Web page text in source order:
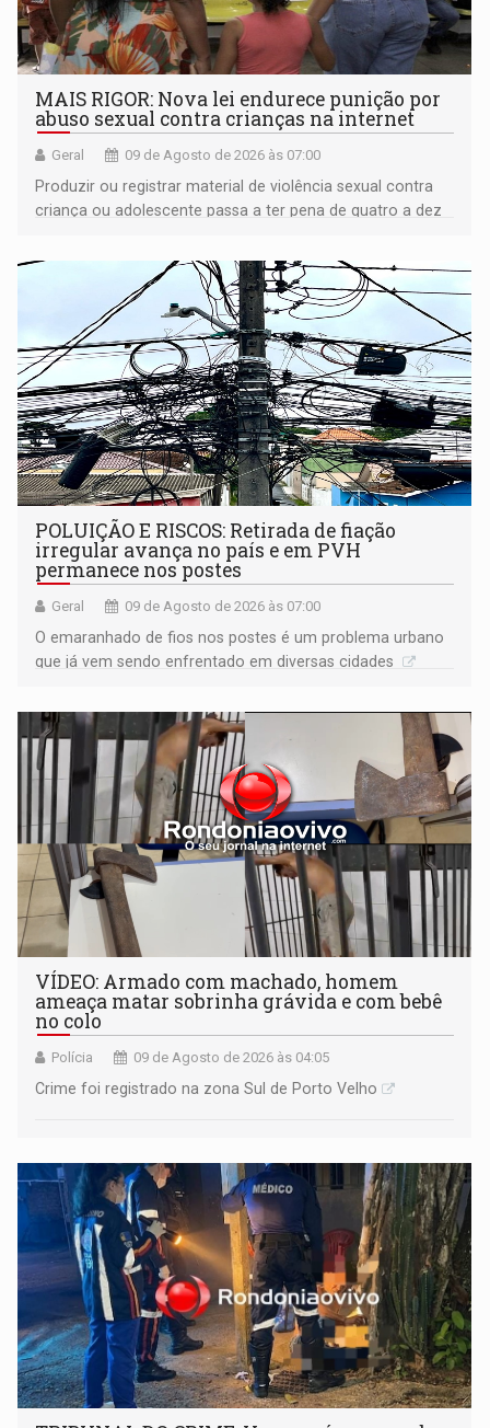
MAIS RIGOR: Nova lei endurece punição por
abuso sexual contra crianças na internet
Geral 09 de Agosto de 2026 às 07:00
Produzir ou registrar material de violência sexual contra
criança ou adolescente passa a ter pena de quatro a dez
POLUIÇÃO E RISCOS: Retirada de fiação
irregular avança no país e em PVH
permanece nos postes
Geral 09 de Agosto de 2026 às 07:00
O emaranhado de fios nos postes é um problema urbano
que já vem sendo enfrentado em diversas cidades
VÍDEO: Armado com machado, homem
ameaça matar sobrinha grávida e com bebê
no colo
Polícia 09 de Agosto de 2026 às 04:05
Crime foi registrado na zona Sul de Porto Velho